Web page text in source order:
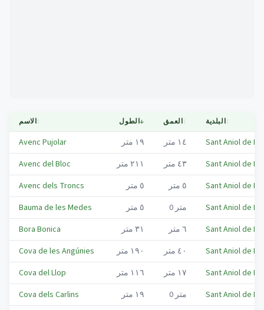
الاسم↕ الطول↓ العمق↕ البلدية↕
Avenc Pujolar ١٩ متر ١٤ متر
Sant Aniol de
Avenc del Bloc
٢١١ متر ٤٣ متر
Sant Aniol de
Avenc dels Troncs
٥ متر ٥ متر
Sant Aniol de
Bauma de les Medes
٥ متر 0 متر
Sant Aniol de
Bora Bonica
٣١ متر ٦ متر
Sant Aniol de
Cova de les Angúnies
١٩٠ متر ٤٠ متر
Sant Aniol de
Cova del Llop
١١٦ متر ١٧ متر
Sant Aniol de
Cova dels Carlins
١٩ متر 0 متر
Sant Aniol de